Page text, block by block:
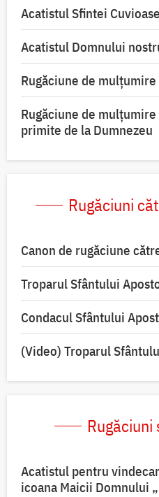
Acatistul Sfintei
Acatistul Domnului
Rugăciune de
Rugăciune de
primite de la Dumnezeu
Rugăciuni
Canon de rugăciune
Troparul Sfântului
Condacul Sfântului
(Video) Troparul
Acatistul pentru
icoana Maicii Domnului